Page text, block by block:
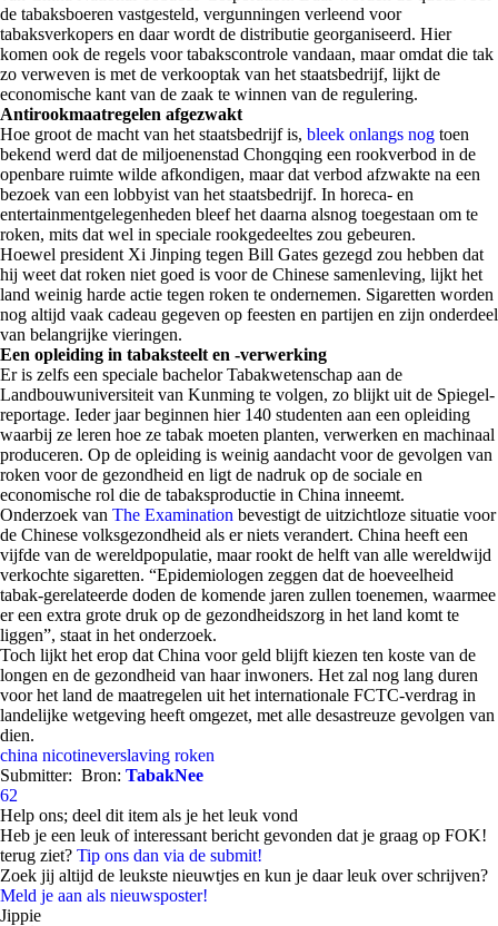
de tabaksboeren vastgesteld, vergunningen verleend voor
tabaksverkopers en daar wordt de distributie georganiseerd. Hier
komen ook de regels voor tabakscontrole vandaan, maar omdat die tak
zo verweven is met de verkooptak van het staatsbedrijf, lijkt de
economische kant van de zaak te winnen van de regulering.
Antirookmaatregelen afgezwakt
Hoe groot de macht van het staatsbedrijf is, bleek onlangs nog toen
bekend werd dat de miljoenenstad Chongqing een rookverbod in de
openbare ruimte wilde afkondigen, maar dat verbod afzwakte na een
bezoek van een lobbyist van het staatsbedrijf. In horeca- en
entertainmentgelegenheden bleef het daarna alsnog toegestaan om te
roken, mits dat wel in speciale rookgedeeltes zou gebeuren.
Hoewel president Xi Jinping tegen Bill Gates gezegd zou hebben dat
hij weet dat roken niet goed is voor de Chinese samenleving, lijkt het
land weinig harde actie tegen roken te ondernemen. Sigaretten worden
nog altijd vaak cadeau gegeven op feesten en partijen en zijn onderdeel
van belangrijke vieringen.
Een opleiding in tabaksteelt en -verwerking
Er is zelfs een speciale bachelor Tabakwetenschap aan de
Landbouwuniversiteit van Kunming te volgen, zo blijkt uit de Spiegel-
reportage. Ieder jaar beginnen hier 140 studenten aan een opleiding
waarbij ze leren hoe ze tabak moeten planten, verwerken en machinaal
produceren. Op de opleiding is weinig aandacht voor de gevolgen van
roken voor de gezondheid en ligt de nadruk op de sociale en
economische rol die de tabaksproductie in China inneemt.
Onderzoek van The Examination bevestigt de uitzichtloze situatie voor
de Chinese volksgezondheid als er niets verandert. China heeft een
vijfde van de wereldpopulatie, maar rookt de helft van alle wereldwijd
verkochte sigaretten. “Epidemiologen zeggen dat de hoeveelheid
tabak-gerelateerde doden de komende jaren zullen toenemen, waarmee
er een extra grote druk op de gezondheidszorg in het land komt te
liggen”, staat in het onderzoek.
Toch lijkt het erop dat China voor geld blijft kiezen ten koste van de
longen en de gezondheid van haar inwoners. Het zal nog lang duren
voor het land de maatregelen uit het internationale FCTC-verdrag in
landelijke wetgeving heeft omgezet, met alle desastreuze gevolgen van
dien.
china nicotineverslaving roken
Submitter: Bron: TabakNee
62
Help ons; deel dit item als je het leuk vond
Heb je een leuk of interessant bericht gevonden dat je graag op FOK!
terug ziet? Tip ons dan via de submit!
Zoek jij altijd de leukste nieuwtjes en kun je daar leuk over schrijven?
Meld je aan als nieuwsposter!
Jippie